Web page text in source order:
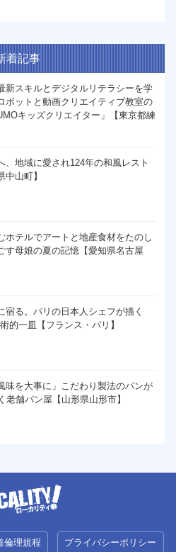
着記事
新スキルとデジタルリテラシーを学
ボットと動画クリエイティブ教室の
キッズクリエイター」【東京都練
、地域に愛され124年の和風レスト
中山町】
ホテルでアートと地産食材をたのし
す母娘の夏の記憶【愛知県名古屋
宿る。パリの日本人シェフが描く
的一皿【フランス・パリ】
味を大事に」こだわり製法のパンが
老舗パン屋【山形県山形市】
倫理規程 プライバシーポリシー